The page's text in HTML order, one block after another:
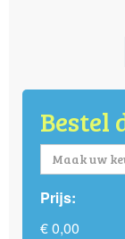
Bestel
Maak uw
Prijs:
€ 0,00